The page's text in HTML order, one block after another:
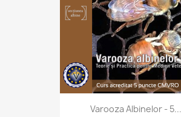
Varooza Albinelor - 5...